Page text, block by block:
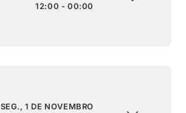
12:00 - 00:00
SEG., 1 DE NOVEMBRO